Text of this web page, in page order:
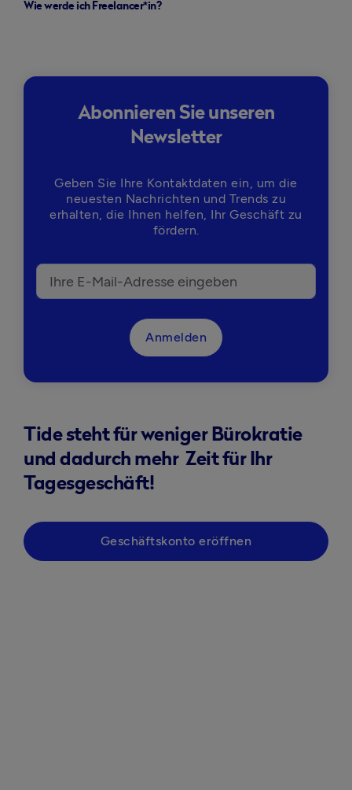
Wie werde ich Freelancer*in?
Abonnieren Sie unseren
Newsletter
Geben Sie Ihre Kontaktdaten ein, um die
neuesten Nachrichten und Trends zu
erhalten, die Ihnen helfen, Ihr Geschäft zu
fördern.
Anmelden
Tide steht für weniger Bürokratie
und dadurch mehr Zeit für Ihr
Tagesgeschäft!
Geschäftskonto eröffnen